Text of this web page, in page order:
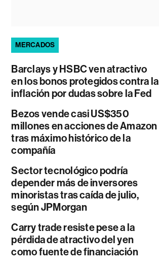
MERCADOS
Barclays y HSBC ven atractivo
en los bonos protegidos contra la
inflación por dudas sobre la Fed
Bezos vende casi US$350
millones en acciones de Amazon
tras máximo histórico de la
compañía
Sector tecnológico podría
depender más de inversores
minoristas tras caída de julio,
según JPMorgan
Carry trade resiste pese a la
pérdida de atractivo del yen
como fuente de financiación